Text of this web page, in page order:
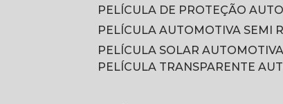
PELÍCULA DE PROTEÇÃO
PELÍCULA AUTOMOTIVA SEMI
PELÍCULA SOLAR AUTOMOTIVA
PELÍCULA TRANSPARENTE